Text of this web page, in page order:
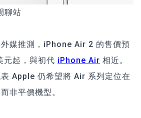
聊站
媒推測，iPhone Air 2 的售價預
元起，與初代 iPhone Air 相近。
Apple 仍希望將 Air 系列定位在
非平價機型。